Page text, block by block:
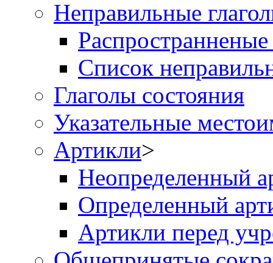
Неправильные
Список
Глаголы состояния
Указательные
Артикли>
Неопределенный
Определенный
Артикли перед